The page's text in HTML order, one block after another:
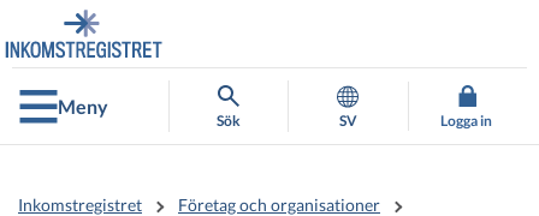
direkt
till
innehållet
till
hela
webbplatsens
sökningMeny
Sök SV Logga in
Inkomstregistret
Företag och organisationer